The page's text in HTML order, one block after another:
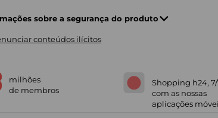
sobre a segurança do produto
conteúdos ilícitos
milhões
de membros
Shopping h24, 7/
com as nossas
aplicações